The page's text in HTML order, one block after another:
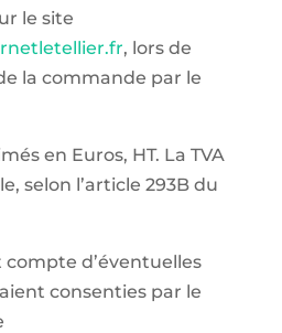
le site
, lors de
la commande par le
en Euros, HT. La TVA
selon l’article 293B du
d’éventuelles
consenties par le